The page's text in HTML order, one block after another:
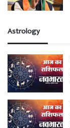
Astrology